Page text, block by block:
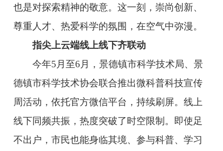
也是对探索精神的敬意。这一刻，崇尚创新、
尊重人才、热爱科学的氛围，在空气中弥漫。
指尖上云端线上线下齐联动
今年5月至6月，景德镇市科学技术局、景
德镇市科学技术协会联合推出微科普科技宣传
周活动，依托官方微信平台，持续刷屏。线上
线下同频共振，热度突破了时空限制。即使足
不出户，市民也能身临其境、参与科普、学习